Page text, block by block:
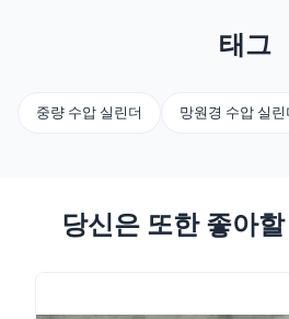
태그
중량 수압 실린더 망원경 수압 실린
당신은 또한 좋아